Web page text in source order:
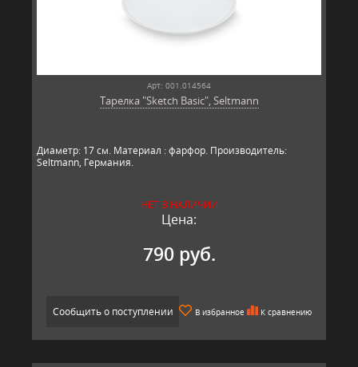
Арт: 001.014564
Тарелка "Sketch Basic", Seltmann
Диаметр: 17 см. Материал : фарфор. Производитель:
Seltmann, Германия.​​
НЕТ В НАЛИЧИИ
Цена:
790 руб.
Сообщить о поступлении В избранное К сравнению